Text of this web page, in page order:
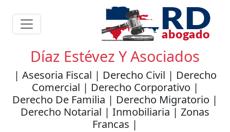
Díaz Estévez Y Asociados
| Asesoria Fiscal | Derecho Civil | Derecho
Comercial | Derecho Corporativo |
Derecho De Familia | Derecho Migratorio |
Derecho Notarial | Inmobiliaria | Zonas
Francas |